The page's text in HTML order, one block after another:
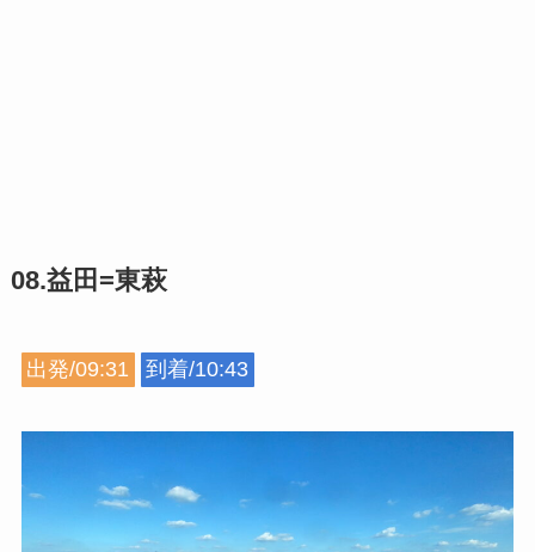
08.益田=東萩
出発/09:31 到着/10:43